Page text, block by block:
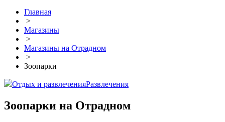
Главная
>
Магазины
>
Магазины на Отрадном
>
Зоопарки
Отдых и развлеченияРазвлечения
Зоопарки на Отрадном